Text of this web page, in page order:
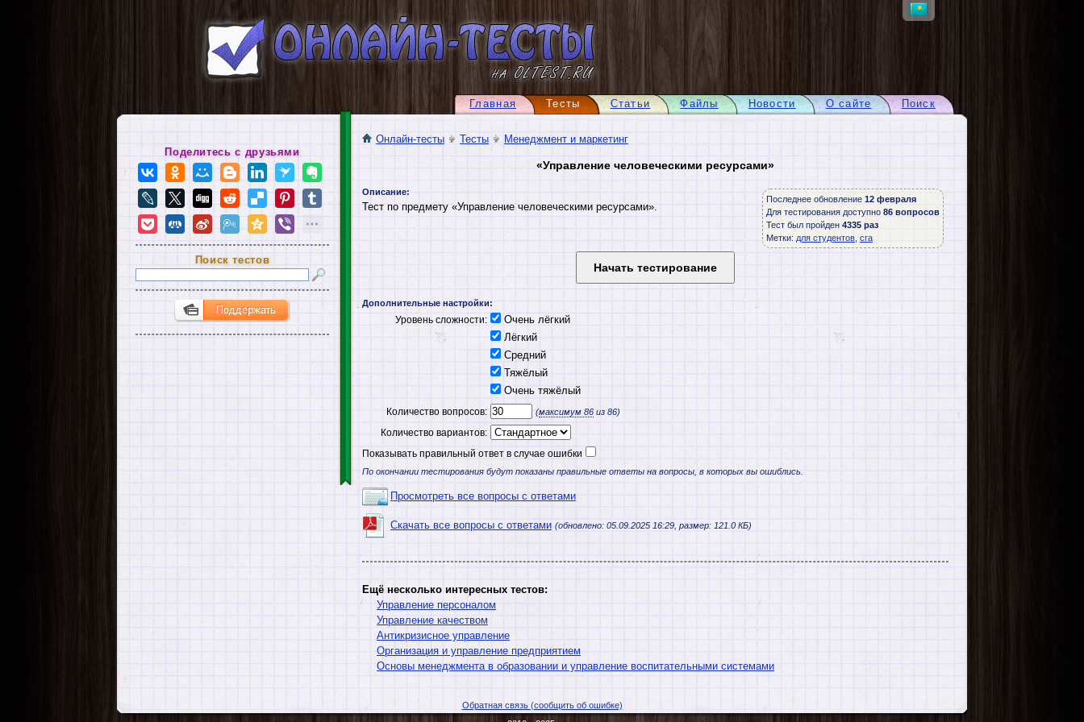
Поиск
О сайте
Новости
Файлы
Статьи
Тесты
Главная
Онлайн-тесты Тесты Менеджмент и маркетинг
«Управление человеческими ресурсами»
Последнее обновление 12 февраля
Для тестирования доступно 86 вопросов
Тест был пройден 4335 раз
Метки: для студентов сга
Описание:
Тест по предмету «Управление человеческими ресурсами».
Дополнительные настройки:
Уровень сложности:
Очень лёгкий
Лёгкий
Средний
Тяжёлый
Очень тяжёлый
Количество вопросов: (максимум 86 из 86)
Количество вариантов:
Показывать правильный ответ в случае ошибки
По окончании тестирования будут показаны правильные ответы на вопросы, в которых вы ошиблись.
Просмотреть все вопросы с ответами
Скачать все вопросы с ответами (обновлено: 05.09.2025 16:29, размер: 121.0 КБ)
Ещё несколько интересных тестов:
Управление персоналом
Управление качеством
Антикризисное управление
Организация и управление предприятием
Основы менеджмента в образовании и управление воспитательными системами
Поделитесь с друзьями
Поиск тестов
Обратная связь (сообщить об ошибке)